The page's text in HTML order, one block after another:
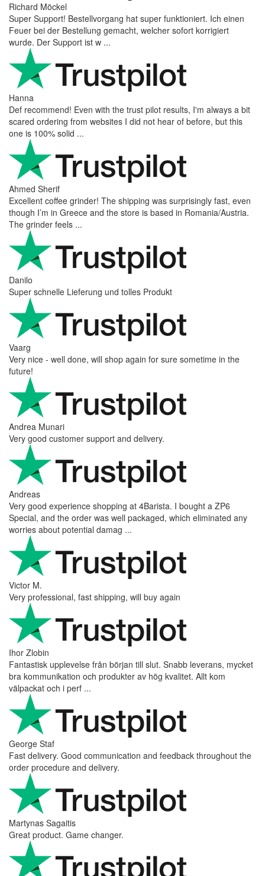
Richard Möckel
Super Support! Bestellvorgang hat super funktioniert. Ich einen
Feuer bei der Bestellung gemacht, welcher sofort korrigiert
wurde. Der Support ist w ...
Hanna
Def recommend! Even with the trust pilot results, I'm always a bit
scared ordering from websites I did not hear of before, but this
one is 100% solid ...
Ahmed Sherif
Excellent coffee grinder! The shipping was surprisingly fast, even
though I’m in Greece and the store is based in Romania/Austria.
The grinder feels ...
Danilo
Super schnelle Lieferung und tolles Produkt
Vaarg
Very nice - well done, will shop again for sure sometime in the
future!
Andrea Munari
Very good customer support and delivery.
Andreas
Very good experience shopping at 4Barista. I bought a ZP6
Special, and the order was well packaged, which eliminated any
worries about potential damag ...
Victor M.
Very professional, fast shipping, will buy again
Ihor Zlobin
Fantastisk upplevelse från början till slut. Snabb leverans, mycket
bra kommunikation och produkter av hög kvalitet. Allt kom
välpackat och i perf ...
George Staf
Fast delivery. Good communication and feedback throughout the
order procedure and delivery.
Martynas Sagaitis
Great product. Game changer.